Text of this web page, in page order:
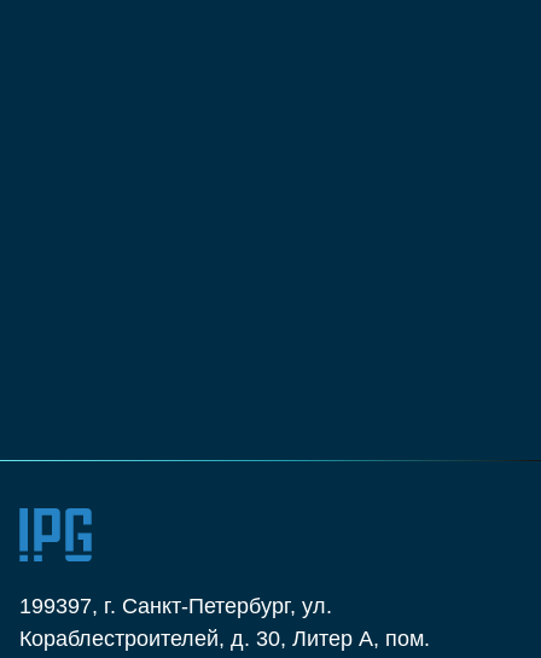
199397, г. Санкт-Петербург, ул.
Кораблестроителей, д. 30, Литер А, пом.